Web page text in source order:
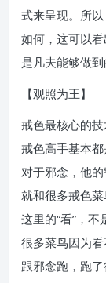
式来呈现。所
如何，这可以
是凡夫能够做到
【观照为王】
戒色最核心的技
戒色高手基本
对于邪念，他
就和很多戒色
这里的“看”，
很多菜鸟因为
跟邪念跑，跑